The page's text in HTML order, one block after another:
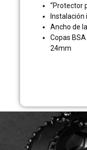
“Protector
Ancho de
Copas
24mm